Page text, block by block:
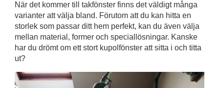
När det kommer till takfönster finns det väldigt många
varianter att välja bland. Förutom att du kan hitta en
storlek som passar ditt hem perfekt, kan du även välja
mellan material, former och speciallösningar. Kanske
har du drömt om ett stort kupolfönster att sitta i och titta
ut?